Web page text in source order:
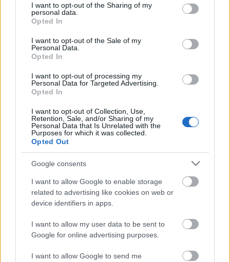
not limited to your visit or usage behaviour. You may click to
grant or deny consent to Google and its third-party tags to
use your data for below specified purposes in below Google
consent section.
I want to opt-out of the Sharing of my
personal data.
Opted In
I want to opt-out of the Sale of my
Personal Data.
Opted In
I want to opt-out of processing my
Personal Data for Targeted Advertising.
Opted In
I want to opt-out of Collection, Use,
Retention, Sale, and/or Sharing of my
Personal Data that Is Unrelated with the
Purposes for which it was collected.
Opted Out
Google consents
I want to allow Google to enable storage
related to advertising like cookies on web or
device identifiers in apps.
I want to allow my user data to be sent to
Google for online advertising purposes.
I want to allow Google to send me
A fiúk a Cseh Tamás Program szakembereit is
lenyűgözték, a támogatásnak köszönhetően
lehetőséget kaptak második nagylemezük, a
Múlandófelvételére, amely elődjével szemben már
túlnyomó részben magyar dalokat tartalmaz. A
Twentees az új albummal megtalálta a saját
hangját, a rajta szereplő dalokkal felírta magát a
legígéretesebb hazai feltörekvő zenekarok listájára.
Stílusában ez a lemez már szerteágazóbb az
előzőnél, a címadó dalba egy rapbetét is bekerült
Skeeny Boytól (ex-Cloud9+), de megmaradtak a
popos refrének és a fülbemászó gitárriffek is.
Nyáron a debreceni
Kapolcson, aMűvészetek Völgyébenis láthattuk
őket a színpadon.
Mentoruk: Szalai Attila, aTesco Disco
menedzsere.